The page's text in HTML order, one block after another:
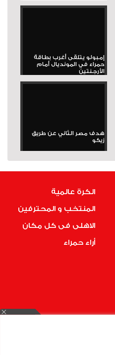
إمبولو يتلقى أغرب بطاقة
حمراء في المونديال أمام
الأرجنتين
هدف مصر الثاني عن طريق
زيكو
الكرة عالمية
المنتخب و المحترفين
الاهلى فى كل مكان
أراء حمراء